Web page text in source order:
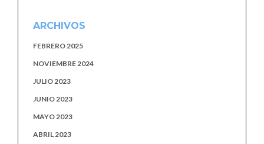
ARCHIVOS
FEBRERO 2025
NOVIEMBRE 2024
JULIO 2023
JUNIO 2023
MAYO 2023
ABRIL 2023